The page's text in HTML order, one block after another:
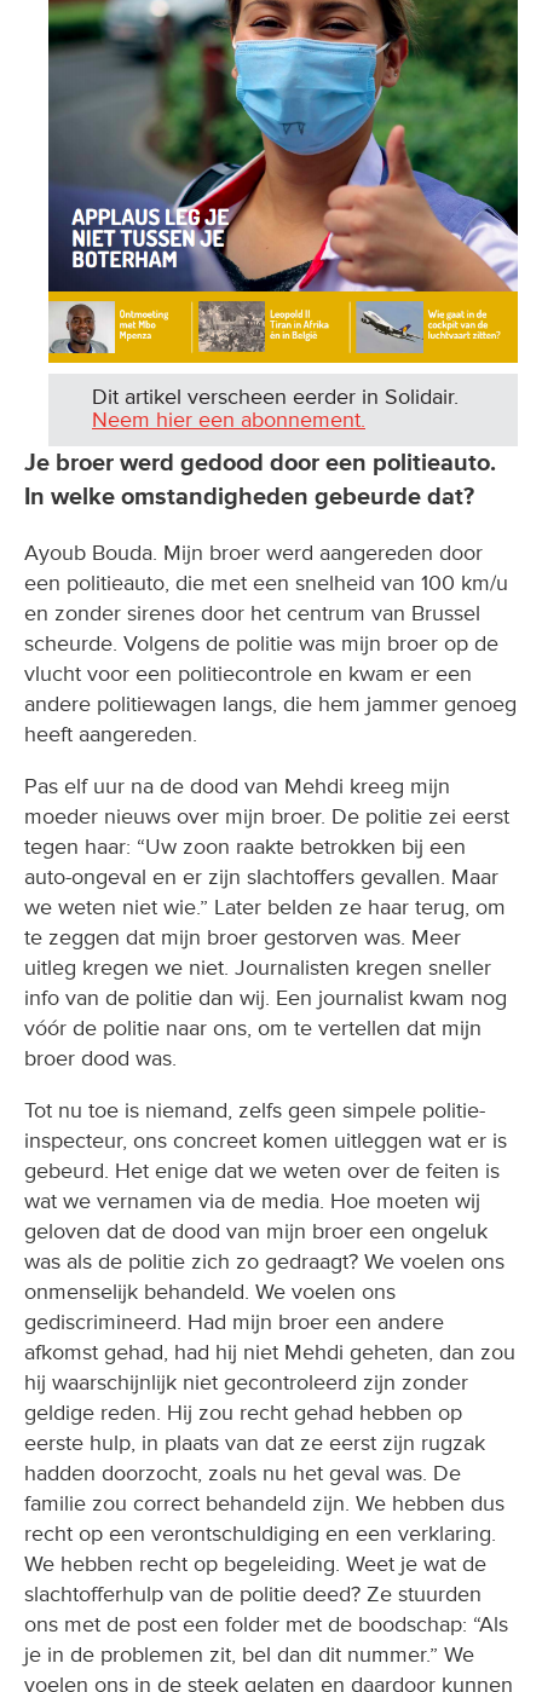
Dit artikel verscheen eerder in Solidair.
Neem hier een abonnement.
Je broer werd gedood door een politieauto.
In welke omstandigheden gebeurde dat?
Ayoub Bouda. Mijn broer werd aangereden door
een politieauto, die met een snelheid van 100 km/u
en zonder sirenes door het centrum van Brussel
scheurde. Volgens de politie was mijn broer op de
vlucht voor een politiecontrole en kwam er een
andere politiewagen langs, die hem jammer genoeg
heeft aangereden.
Pas elf uur na de dood van Mehdi kreeg mijn
moeder nieuws over mijn broer. De politie zei eerst
tegen haar: “Uw zoon raakte betrokken bij een
auto-ongeval en er zijn slachtoffers gevallen. Maar
we weten niet wie.” Later belden ze haar terug, om
te zeggen dat mijn broer gestorven was. Meer
uitleg kregen we niet. Journalisten kregen sneller
info van de politie dan wij. Een journalist kwam nog
vóór de politie naar ons, om te vertellen dat mijn
broer dood was.
Tot nu toe is niemand, zelfs geen simpele politie-
inspecteur, ons concreet komen uitleggen wat er is
gebeurd. Het enige dat we weten over de feiten is
wat we vernamen via de media. Hoe moeten wij
geloven dat de dood van mijn broer een ongeluk
was als de politie zich zo gedraagt? We voelen ons
onmenselijk behandeld. We voelen ons
gediscrimineerd. Had mijn broer een andere
afkomst gehad, had hij niet Mehdi geheten, dan zou
hij waarschijnlijk niet gecontroleerd zijn zonder
geldige reden. Hij zou recht gehad hebben op
eerste hulp, in plaats van dat ze eerst zijn rugzak
hadden doorzocht, zoals nu het geval was. De
familie zou correct behandeld zijn. We hebben dus
recht op een verontschuldiging en een verklaring.
We hebben recht op begeleiding. Weet je wat de
slachtofferhulp van de politie deed? Ze stuurden
ons met de post een folder met de boodschap: “Als
je in de problemen zit, bel dan dit nummer.” We
voelen ons in de steek gelaten en daardoor kunnen